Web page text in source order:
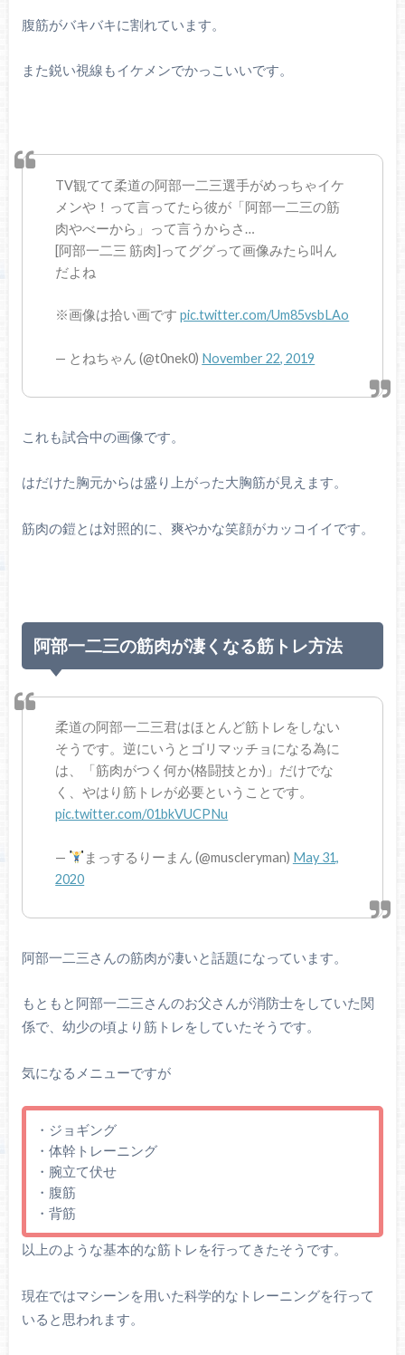
腹筋がバキバキに割れています。
また鋭い視線もイケメンでかっこいいです。
TV観てて柔道の阿部一二三選手がめっちゃイケ
メンや！って言ってたら彼が「阿部一二三の筋
肉やべーから」って言うからさ…
[阿部一二三 筋肉]ってググって画像みたら叫ん
だよね
※画像は拾い画ですpic.twitter.com/Um85vsbLAo
— とねちゃん (@t0nek0) November 22, 2019
これも試合中の画像です。
はだけた胸元からは盛り上がった大胸筋が見えます。
筋肉の鎧とは対照的に、爽やかな笑顔がカッコイイです。
阿部一二三の筋肉が凄くなる筋トレ方法
柔道の阿部一二三君はほとんど筋トレをしない
そうです。逆にいうとゴリマッチョになる為に
は、「筋肉がつく何か(格闘技とか)」だけでな
く、やはり筋トレが必要ということです。
pic.twitter.com/01bkVUCPNu
— まっするりーまん (@muscleryman) May 31,
2020
阿部一二三さんの筋肉が凄いと話題になっています。
もともと阿部一二三さんのお父さんが消防士をしていた関
係で、幼少の頃より筋トレをしていたそうです。
気になるメニューですが
・ジョギング
・体幹トレーニング
・腕立て伏せ
・腹筋
・背筋
以上のような基本的な筋トレを行ってきたそうです。
現在ではマシーンを用いた科学的なトレーニングを行って
いると思われます。